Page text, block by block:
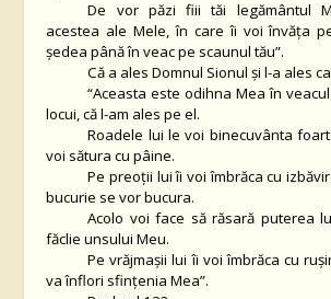
De vor păzi fiii tăi legământul
acestea ale Mele, în care îi voi învăţa
şedea până în veac pe scaunul tău”.
Că a ales Domnul Sionul şi l-a ales
“Aceasta este odihna Mea în
locui, că l-am ales pe el.
Roadele lui le voi binecuvânta
voi sătura cu pâine.
Pe preoţii lui îi voi îmbrăca cu
bucurie se vor bucura.
Acolo voi face să răsară puterea
făclie unsului Meu.
Pe vrăjmaşii lui îi voi îmbrăca cu
va înflori sfinţenia Mea”.